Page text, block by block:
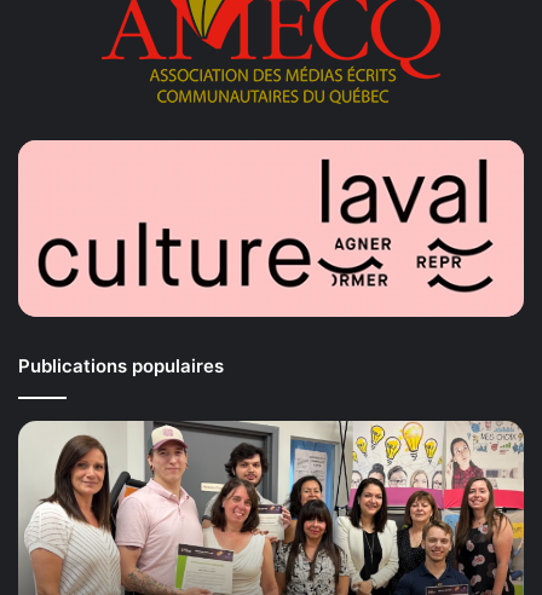
Publications populaires
Une
année
chargée
au
Carrefour
jeunesse-
emploi
La
de
la
le